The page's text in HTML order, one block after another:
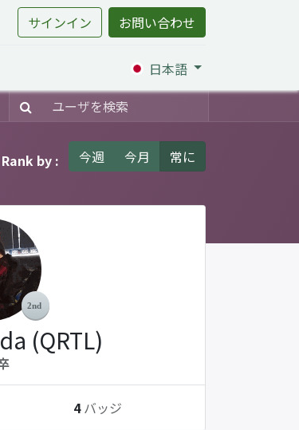
サインイン お問い合わせ
日本語
Rank by : 今週 今月 常に
(QRTL)
4 バッジ